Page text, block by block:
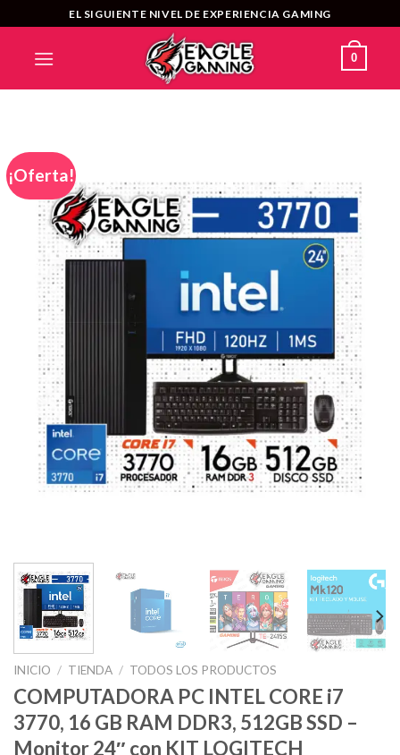
al
contenido
EL SIGUIENTE NIVEL DE EXPERIENCIA GAMING
0
¡Oferta!
INICIO / TIENDA / TODOS LOS PRODUCTOS
COMPUTADORA PC INTEL CORE i7
3770, 16 GB RAM DDR3, 512GB SSD –
Monitor 24″ con KIT LOGITECH